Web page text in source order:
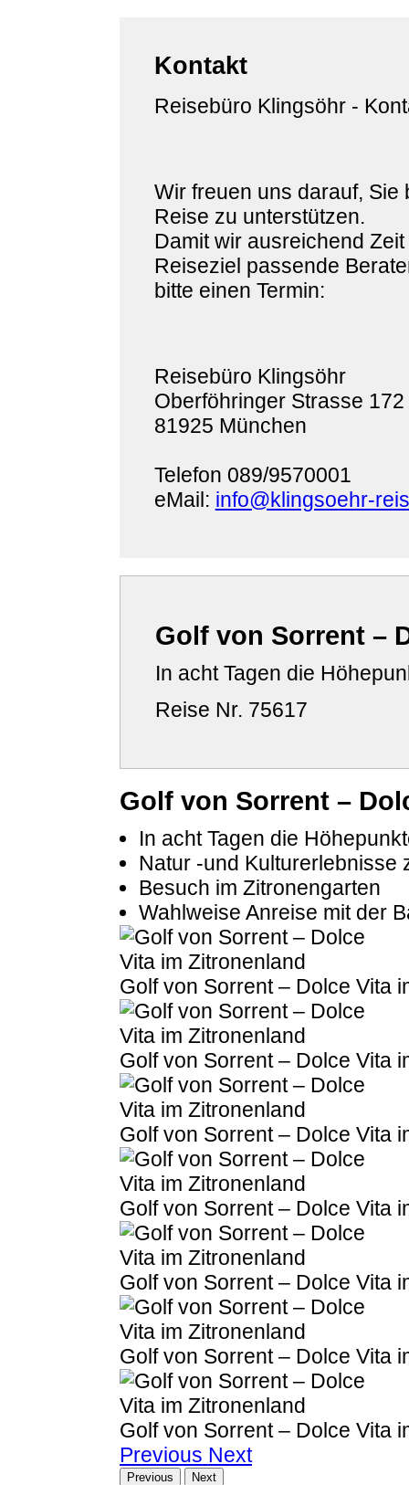
Kontakt
Reisebüro Klingsöhr -
Wir freuen uns darauf,
Reise zu unterstützen.
Damit wir ausreichend
Reiseziel passende
bitte einen Termin:
Reisebüro Klingsöhr
Oberföhringer Strasse 172
81925 München
Telefon 089/9570001
eMail: info@klingsoehr-
Golf von Sorrent –
In acht Tagen die
Reise Nr. 75617
Golf von Sorrent –
In acht Tagen die
Natur -und Kulturerlebnisse
Besuch im Zitronengarten
Wahlweise Anreise mit der
Golf von Sorrent – Dolce Vita
Golf von Sorrent – Dolce Vita
Golf von Sorrent – Dolce Vita
Golf von Sorrent – Dolce Vita
Golf von Sorrent – Dolce Vita
Golf von Sorrent – Dolce Vita
Golf von Sorrent – Dolce Vita
Previous Next
Previous Next